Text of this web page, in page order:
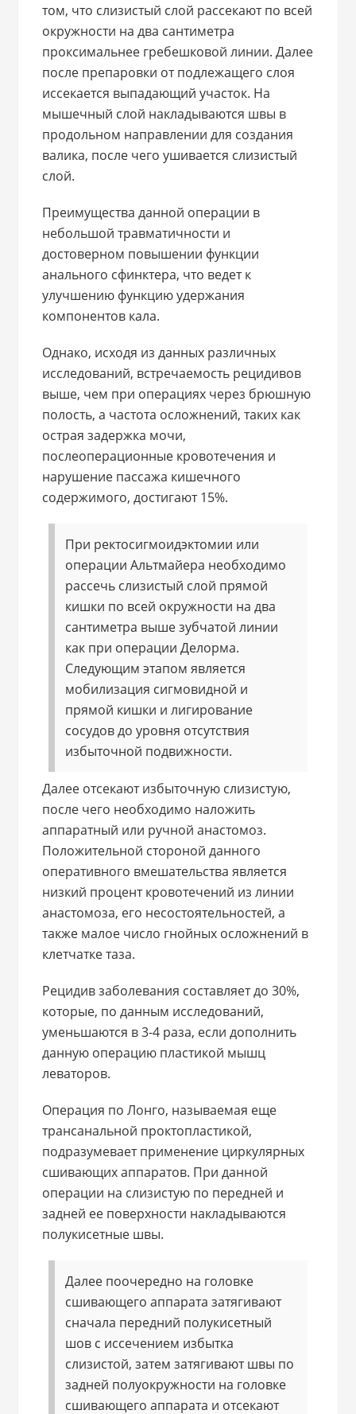
том, что слизистый слой рассекают по всей
окружности на два сантиметра
проксимальнее гребешковой линии. Далее
после препаровки от подлежащего слоя
иссекается выпадающий участок. На
мышечный слой накладываются швы в
продольном направлении для создания
валика, после чего ушивается слизистый
слой.
Преимущества данной операции в
небольшой травматичности и
достоверном повышении функции
анального сфинктера, что ведет к
улучшению функцию удержания
компонентов кала.
Однако, исходя из данных различных
исследований, встречаемость рецидивов
выше, чем при операциях через брюшную
полость, а частота осложнений, таких как
острая задержка мочи,
послеоперационные кровотечения и
нарушение пассажа кишечного
содержимого, достигают 15%.
При ректосигмоидэктомии или
операции Альтмайера необходимо
рассечь слизистый слой прямой
кишки по всей окружности на два
сантиметра выше зубчатой линии
как при операции Делорма.
Следующим этапом является
мобилизация сигмовидной и
прямой кишки и лигирование
сосудов до уровня отсутствия
избыточной подвижности.
Далее отсекают избыточную слизистую,
после чего необходимо наложить
аппаратный или ручной анастомоз.
Положительной стороной данного
оперативного вмешательства является
низкий процент кровотечений из линии
анастомоза, его несостоятельностей, а
также малое число гнойных осложнений в
клетчатке таза.
Рецидив заболевания составляет до 30%,
которые, по данным исследований,
уменьшаются в 3-4 раза, если дополнить
данную операцию пластикой мышц
леваторов.
Операция по Лонго, называемая еще
трансанальной проктопластикой,
подразумевает применение циркулярных
сшивающих аппаратов. При данной
операции на слизистую по передней и
задней ее поверхности накладываются
полукисетные швы.
Далее поочередно на головке
сшивающего аппарата затягивают
сначала передний полукисетный
шов с иссечением избытка
слизистой, затем затягивают швы по
задней полуокружности на головке
сшивающего аппарата и отсекают